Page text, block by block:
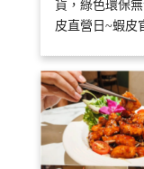
貨，綠色環保
皮直營日~蝦皮